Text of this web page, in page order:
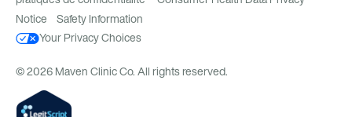
Notice
Safety Information
Your Privacy Choices
© 2026 Maven Clinic Co. All rights reserved.